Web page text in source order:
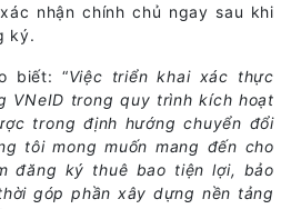
nhận chính chủ ngay sau khi
ký.
biết: “Việc triển khai xác thực
VNeID trong quy trình kích hoạt
trong định hướng chuyển đổi
tôi mong muốn mang đến cho
đăng ký thuê bao tiện lợi, bảo
góp phần xây dựng nền tảng